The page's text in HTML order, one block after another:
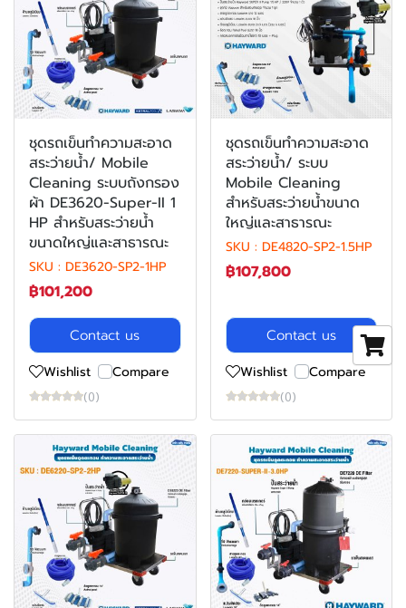
ชุดรถเข็นทำความสะอาด
สระว่ายน้ำ/ Mobile
Cleaning ระบบถังกรอง
ผ้า DE3620-Super-II 1
HP สำหรับสระว่ายน้ำ
ขนาดใหญ่และสาธารณะ
SKU : DE3620-SP2-1HP
฿101,200
Contact us
Wishlist Compare
(0)
ชุดรถเข็นทำความสะอาด
สระว่ายน้ำ/ ระบบ
Mobile Cleaning
สำหรับสระว่ายน้ำขนาด
ใหญ่และสาธารณะ
SKU : DE4820-SP2-1.5HP
฿107,800
Contact us
Wishlist Compare
(0)